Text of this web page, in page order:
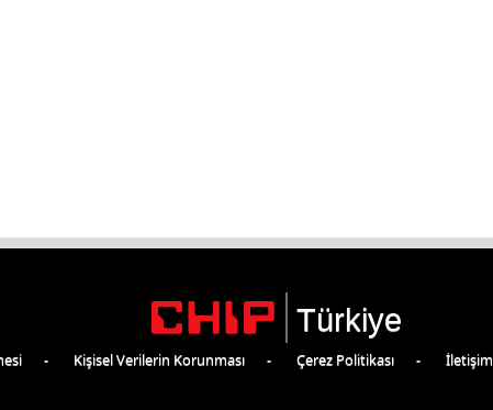
Türkiye
Kişisel Verilerin Korunması Çerez Politikası İletişim